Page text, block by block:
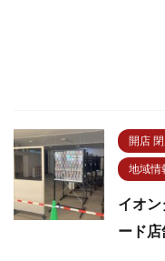
開店
地域情
イオ
ード店